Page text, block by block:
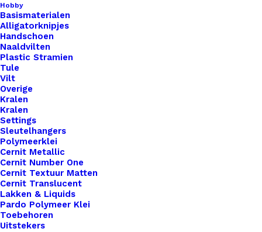
Hobby
Basismaterialen
Alligatorknipjes
Handschoen
Naaldvilten
Plastic Stramien
Tule
Vilt
Overige
Kralen
Kralen
Settings
Sleutelhangers
Polymeerklei
Cernit Metallic
Cernit Number One
Cernit Textuur Matten
Cernit Translucent
Lakken & Liquids
Pardo Polymeer Klei
Toebehoren
Uitstekers
Nog meer leuks!